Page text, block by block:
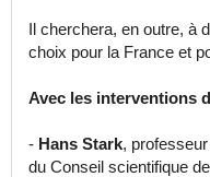
Il cherchera, en outre, à
choix pour la France et
Avec les interventions
- Hans Stark,
du Conseil scientifique de